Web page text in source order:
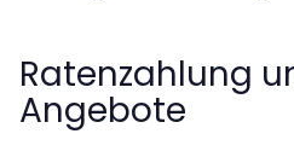
Ratenzahlung
Angebote